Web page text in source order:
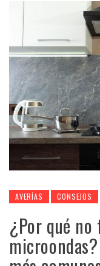
AVERÍAS CONSEJOS
¿Por qué